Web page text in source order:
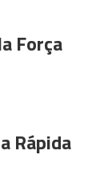
Força
Rápida